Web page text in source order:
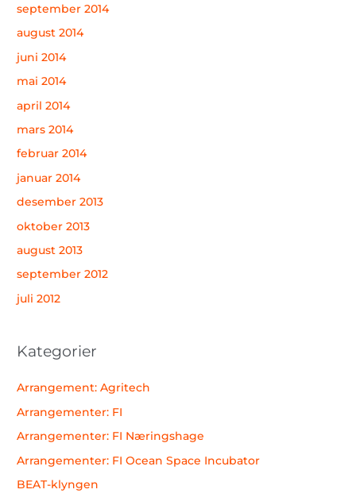
september 2014
august 2014
juni 2014
mai 2014
april 2014
mars 2014
februar 2014
januar 2014
desember 2013
oktober 2013
august 2013
september 2012
juli 2012
Kategorier
Arrangement: Agritech
Arrangementer: FI
Arrangementer: FI Næringshage
Arrangementer: FI Ocean Space Incubator
BEAT-klyngen